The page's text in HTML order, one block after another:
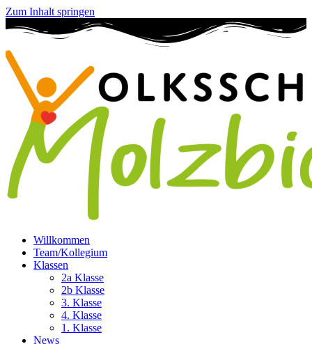
Zum Inhalt springen
Willkommen
Team/Kollegium
Klassen
2a Klasse
2b Klasse
3. Klasse
4. Klasse
1. Klasse
News